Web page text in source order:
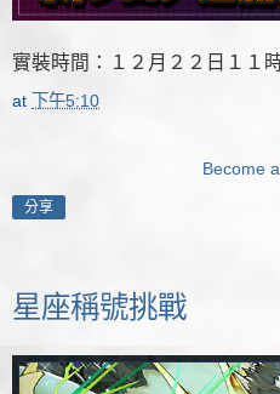
實裝時間：１２月２２日１１
at 下午5:10
Become
分享
星座稱號挑戰